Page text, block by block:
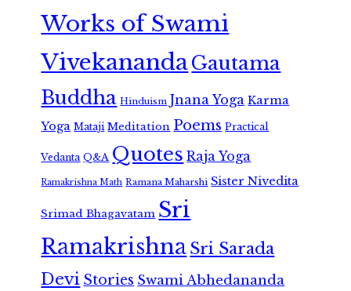
Works of Swami
VivekanandaGautama
Buddha Hinduism Jnana Yoga Karma
Yoga Mataji Meditation Poems Practical
Vedanta Q&A Quotes Raja Yoga
Ramakrishna Math Ramana Maharshi Sister Nivedita
Srimad Bhagavatam Sri
RamakrishnaSri Sarada
Devi Stories Swami Abhedananda